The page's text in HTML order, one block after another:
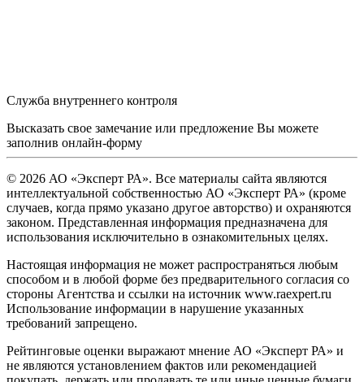
Служба внутреннего контроля
Высказать свое замечание или предложение Вы можете
заполнив онлайн-форму
© 2026 АО «Эксперт РА». Все материалы сайта являются
интеллектуальной собственностью АО «Эксперт РА» (кроме
случаев, когда прямо указано другое авторство) и охраняются
законом. Представленная информация предназначена для
использования исключительно в ознакомительных целях.
Настоящая информация не может распространяться любым
способом и в любой форме без предварительного согласия со
стороны Агентства и ссылки на источник www.raexpert.ru
Использование информации в нарушение указанных
требований запрещено.
Рейтинговые оценки выражают мнение АО «Эксперт РА» и
не являются установлением фактов или рекомендацией